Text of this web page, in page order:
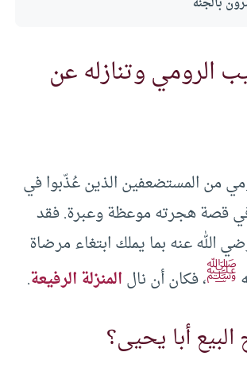
الرومي وتنازله عن
من المستضعفين الذين عُذّبوا في
قصة هجرته موعظة وعبرة. فقد
عنه بما يملك ابتغاء مرضاة
ﷺ، فكان أن نالالمنزلة الرفيعة.
أبا يحيى؟